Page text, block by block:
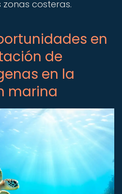
costeras.
en
de
en la
marina